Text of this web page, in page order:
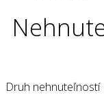
Druh nehnuteľností